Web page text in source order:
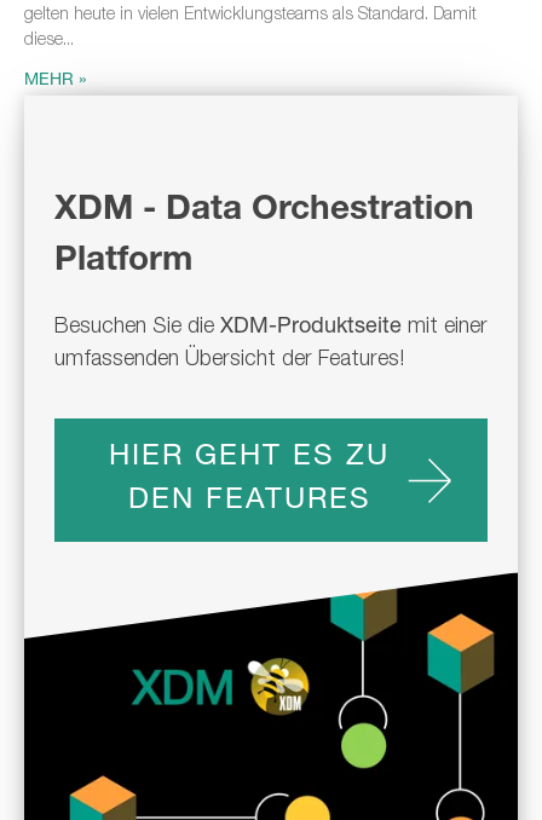
gelten heute in vielen Entwicklungsteams als Standard. Damit
diese
MEHR »
XDM - Data Orchestration
Platform
Besuchen Sie die XDM-Produktseite mit einer
umfassenden Übersicht der Features!
HIER GEHT ES ZU
DEN FEATURES